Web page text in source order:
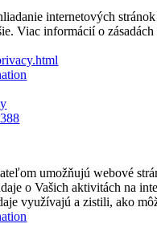
internetových
Viac informácií o
umožňujú webové
o Vašich aktivitách na
využívajú a zistili, ako